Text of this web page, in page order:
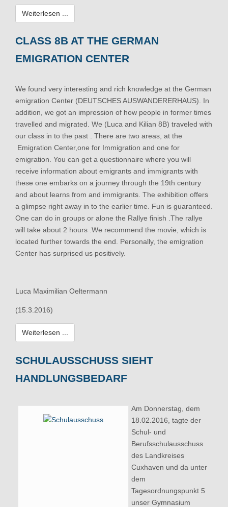
Weiterlesen ...
CLASS 8B AT THE GERMAN
EMIGRATION CENTER
We found very interesting and rich knowledge at the German
emigration Center (DEUTSCHES AUSWANDERERHAUS). In
addition, we got an impression of how people in former times
travelled and migrated. We (Luca and Kilian 8B) traveled with
our class in to the past . There are two areas, at the
Emigration Center,one for Immigration and one for
emigration. You can get a questionnaire where you will
receive information about emigrants and immigrants with
these one embarks on a journey through the 19th century
and about learns from and immigrants. The exhibition offers
a glimpse right away in to the earlier time. Fun is guaranteed.
One can do in groups or alone the Rallye finish .The rallye
will take about 2 hours .We recommend the movie, which is
located further towards the end. Personally, the emigration
Center has surprised us positively.
Luca Maximilian Oeltermann
(15.3.2016)
Weiterlesen ...
SCHULAUSSCHUSS SIEHT
HANDLUNGSBEDARF
Am Donnerstag, dem
18.02.2016, tagte der
Schul- und
Berufsschulausschuss
des Landkreises
Cuxhaven und da unter
dem
Tagesordnungspunkt 5
unser Gymnasium